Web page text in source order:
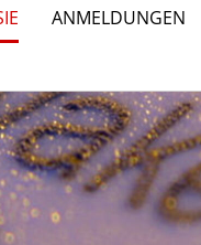
ANMELDUNGEN